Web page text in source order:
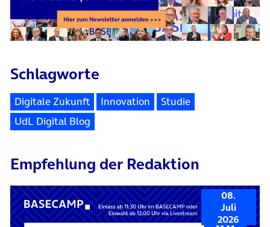
Schlagworte
Digitale Zukunft Innovation
Studie
UdL Digital Blog
Empfehlung der Redaktion
08.
Juli
2026